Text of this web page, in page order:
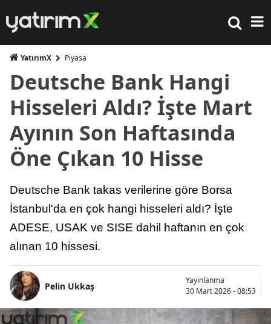
YatırımX Piyasa
Deutsche Bank Hangi
Hisseleri Aldı? İşte Mart
Ayının Son Haftasında
Öne Çıkan 10 Hisse
Deutsche Bank takas verilerine göre Borsa
İstanbul'da en çok hangi hisseleri aldı? İşte
ADESE, USAK ve SISE dahil haftanın en çok
alınan 10 hissesi.
Pelin Ukkaş
Yayınlanma
30 Mart 2026 - 08:53